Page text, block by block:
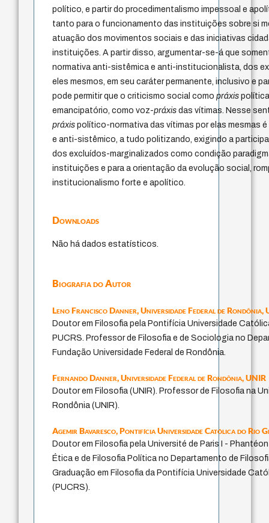
político, e partir do procedimentalismo impessoal e
tanto para o funcionamento das instituições sobre si
atuação dos movimentos sociais e das iniciativas
instituições. A partir disso, argumentar-se-á que
normativa anti-sistêmica e anti-institucionalista, dos
eles mesmos, em seu caráter permanente, inclusivo e
pode permitir que o criticismo social comopráxis
emancipatório, como voz-práxis das vítimas. Nesse
práxis político-normativa das vítimas por elas mesmas
e anti-sistêmico, a tudo politizando, exigindo a
dos excluídos-marginalizados como condição
instituições e para a orientação da evolução social,
institucionalismo forte e apolítico.
Downloads
Não há dados estatísticos.
Biografia do Autor
Leno Francisco Danner,Universidade Federal de Rondônia,
Doutor em Filosofia pela Pontifícia Universidade
PUCRS. Professor de Filosofia e de Sociologia no
Fundação Universidade Federal de Rondônia.
Fernando Danner,Universidade Federal de Rondônia, UNIR
Doutor em Filosofia (UNIR). Professor de Filosofia na
Rondônia (UNIR).
Agemir Bavaresco,Pontifícia Universidade Católica do Rio
Doutor em Filosofia pela Université de Paris I -
Ética e de Filosofia Política no Departamento de
Graduação em Filosofia da Pontifícia Universidade
(PUCRS).